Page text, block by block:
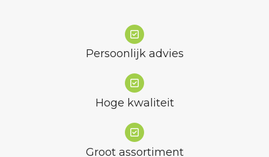
Persoonlijk advies
Hoge kwaliteit
Groot assortiment